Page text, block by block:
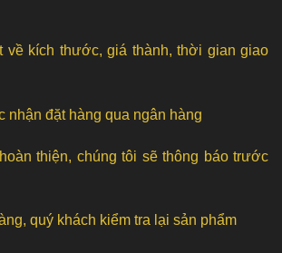
về kích thước, giá thành, thời gian giao
nhận đặt hàng qua ngân hàng
thiện, chúng tôi sẽ thông báo trước
quý khách kiểm tra lại sản phẩm